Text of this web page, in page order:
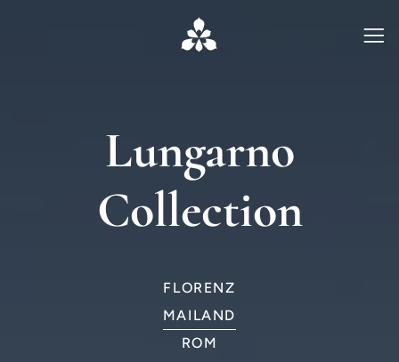
Lungarno
Collection
FLORENZ
MAILAND
ROM